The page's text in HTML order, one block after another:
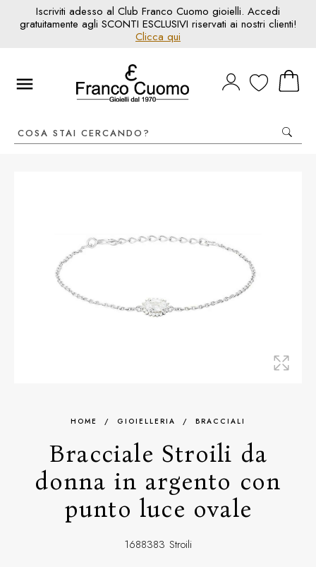
Iscriviti adesso al Club Franco Cuomo gioielli. Accedi
gratuitamente agli SCONTI ESCLUSIVI riservati ai nostri clienti!
Clicca qui
HOME / GIOIELLERIA / BRACCIALI
Bracciale Stroili da
donna in argento con
punto luce ovale
1688383 Stroili